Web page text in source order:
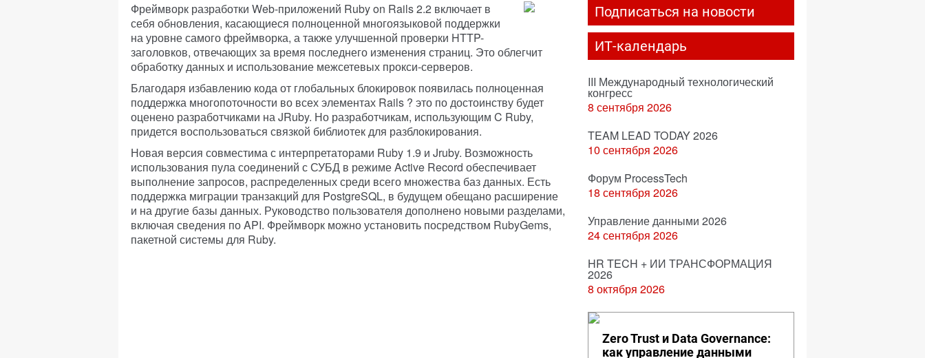
Фреймворк разработки Web-приложений Ruby on Rails 2.2 включает в
себя обновления, касающиеся полноценной многоязыковой поддержки
на уровне самого фреймворка, а также улучшенной проверки HTTP-
заголовков, отвечающих за время последнего изменения страниц. Это облегчит
обработку данных и использование межсетевых прокси-серверов.
Благодаря избавлению кода от глобальных блокировок появилась полноценная
поддержка многопоточности во всех элементах Rails ? это по достоинству будет
оценено разработчиками на JRuby. Но разработчикам, использующим C Ruby,
придется воспользоваться связкой библиотек для разблокирования.
Новая версия совместима с интерпретаторами Ruby 1.9 и Jruby. Возможность
использования пула соединений с СУБД в режиме Active Record обеспечивает
выполнение запросов, распределенных среди всего множества баз данных. Есть
поддержка миграции транзакций для PostgreSQL, в будущем обещано расширение
и на другие базы данных. Руководство пользователя дополнено новыми разделами,
включая сведения по API. Фреймворк можно установить посредством RubyGems,
пакетной системы для Ruby.
Подписаться на новости
ИТ-календарь
III Международный технологический
конгресс
8 сентября 2026
TEAM LEAD TODAY 2026
10 сентября 2026
Форум ProcessTech
18 сентября 2026
Управление данными 2026
24 сентября 2026
HR TECH + ИИ ТРАНСФОРМАЦИЯ
2026
8 октября 2026
Zero Trust и Data Governance:
как управление данными